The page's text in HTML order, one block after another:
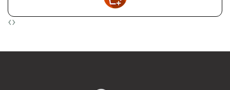
‹›